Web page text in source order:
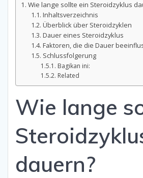
Wie lange sollte ein Steroidzyklus
Inhaltsverzeichnis
Überblick über Steroidzyklen
Dauer eines Steroidzyklus
Faktoren, die die Dauer
Schlussfolgerung
Bagikan ini:
Related
Wie lange
dauern?